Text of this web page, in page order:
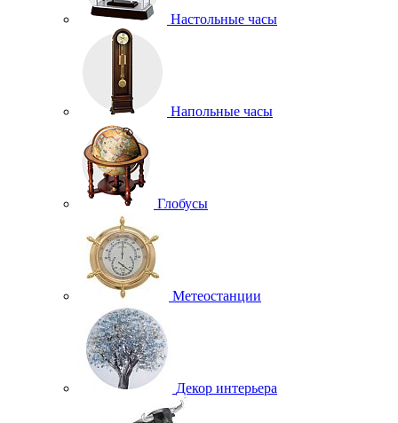
Настольные часы
Напольные часы
Глобусы
Метеостанции
Декор интерьера